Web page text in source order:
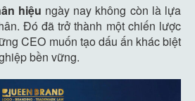
hiệu ngày nay không còn là lựa
Đó đã trở thành một chiến lược
CEO muốn tạo dấu ấn khác biệt
bền vững.